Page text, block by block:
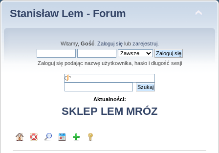
Stanisław Lem - Forum
Witamy, Gość. Zaloguj sięlub zarejestruj.
Zaloguj się podając nazwę użytkownika, hasło i długość sesji
Aktualności:
SKLEP LEM MRÓZ